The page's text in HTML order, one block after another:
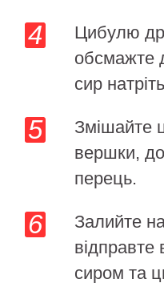
Цибулю
обсмажте
сир
Змішайте
вершки,
перець.
Залийте
відправте
сиром та